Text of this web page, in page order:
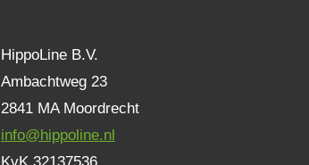
HippoLine B.V.
Ambachtweg 23
2841 MA Moordrecht
info@hippoline.nl